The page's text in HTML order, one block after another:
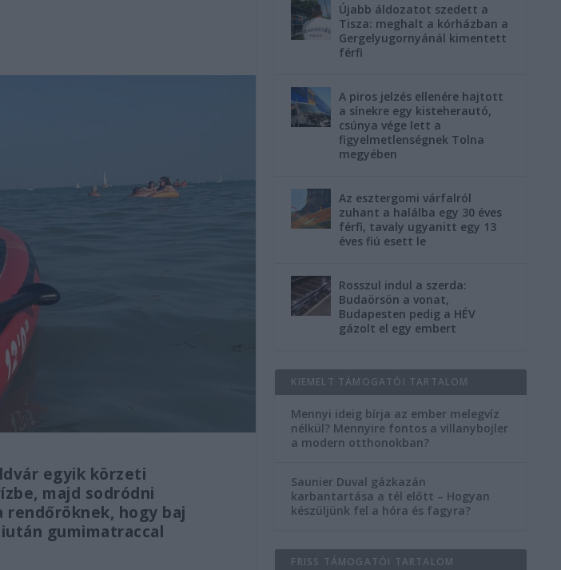
egyik körzeti
majd sodródni
hogy baj
gumimatraccal
Újabb áldozatot szedett a
Tisza: meghalt a kórházban a
Gergelyugornyánál kimentett
férfi
A piros jelzés ellenére hajtott
a sínekre egy kisteherautó,
csúnya vége lett a
figyelmetlenségnek Tolna
megyében
Az esztergomi várfalról
zuhant a halálba egy 30 éves
férfi, tavaly ugyanitt egy 13
éves fiú esett le
Rosszul indul a szerda:
Budaörsön a vonat,
Budapesten pedig a HÉV
gázolt el egy embert
KIEMELT TÁMOGATÓI TARTALOM
Mennyi ideig bírja az ember melegvíz
nélkül? Mennyire fontos a villanybojler
a modern otthonokban?
Saunier Duval gázkazán
karbantartása a tél előtt – Hogyan
készüljünk fel a hóra és fagyra?
FRISS TÁMOGATÓI TARTALOM